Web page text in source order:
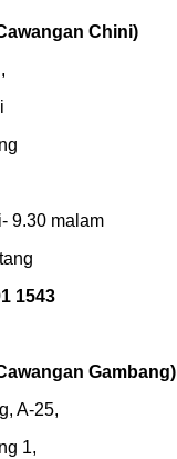
Chini)
9.30 malam
1543
Gambang)
A-25,
1,